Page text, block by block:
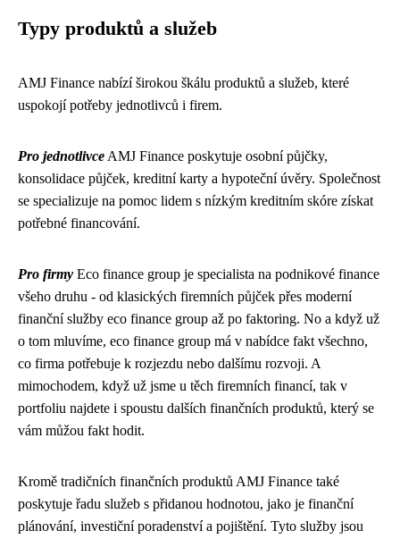
Typy produktů a služeb
AMJ Finance nabízí širokou škálu produktů a služeb, které
uspokojí potřeby jednotlivců i firem.
Pro jednotlivce AMJ Finance poskytuje osobní půjčky,
konsolidace půjček, kreditní karty a hypoteční úvěry. Společnost
se specializuje na pomoc lidem s nízkým kreditním skóre získat
potřebné financování.
Pro firmy Eco finance group je specialista na podnikové finance
všeho druhu - od klasických firemních půjček přes moderní
finanční služby eco finance group až po faktoring. No a když už
o tom mluvíme, eco finance group má v nabídce fakt všechno,
co firma potřebuje k rozjezdu nebo dalšímu rozvoji. A
mimochodem, když už jsme u těch firemních financí, tak v
portfoliu najdete i spoustu dalších finančních produktů, který se
vám můžou fakt hodit.
Kromě tradičních finančních produktů AMJ Finance také
poskytuje řadu služeb s přidanou hodnotou, jako je finanční
plánování, investiční poradenství a pojištění. Tyto služby jsou